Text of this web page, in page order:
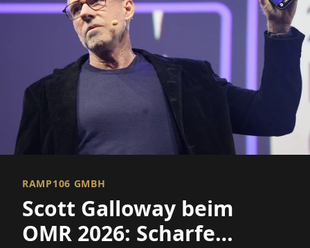
RAMP106 GMBH
Scott Galloway beim
OMR 2026: Scharfe